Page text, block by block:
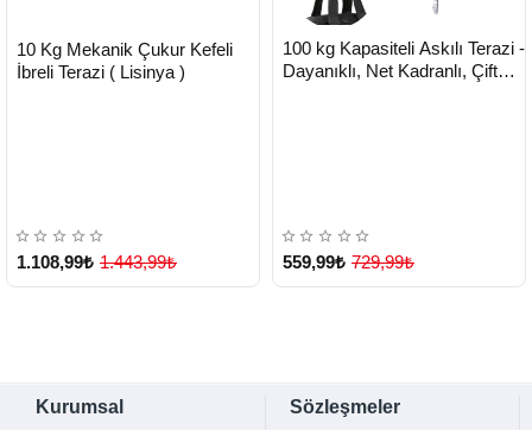
HIZLI
TESLİMAT
Yeni Ürün
10 Kg Mekanik Çukur Kefeli
İbreli Terazi ( Lisinya )
1.108,99₺ 1.443,99₺
HIZLI
TESLİMAT
Çok Satılan Ürün
Yeni Ürün
100 kg Kapasiteli Askılı Terazi -
Dayanıklı, Net Kadranlı, Çift
559,99₺ 729,99₺
Kurumsal Sözleşmeler